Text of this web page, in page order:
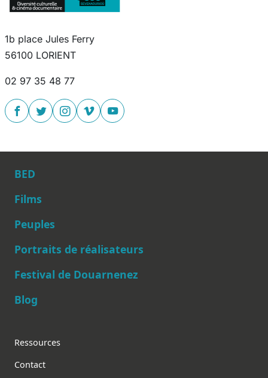
1b place Jules Ferry
56100 LORIENT
02 97 35 48 77
Main navigation
BED
Films
Peuples
Portraits de réalisateurs
Festival de Douarnenez
Blog
Footer
Ressources
Contact